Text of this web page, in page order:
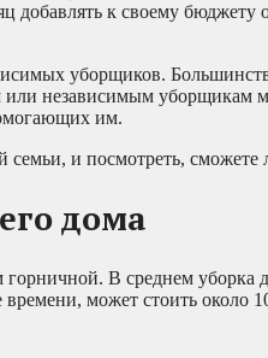
к своему бюджету
уборщиков.
независимым уборщикам
им.
и посмотреть,
дома
В среднем уборка
может стоить